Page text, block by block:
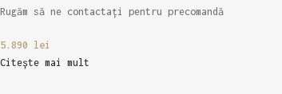
Rugăm să ne contactați pentru precomandă
5.890 lei
Citește mai mult